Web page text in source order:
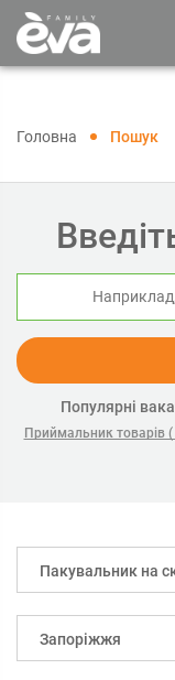
Головна Пошук
Популярні
Приймальник товарів
Пакувальник на
Запоріжжя